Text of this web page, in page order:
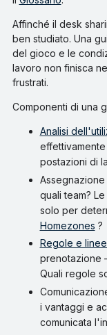
Affinché il desk
ben studiato. Una
del gioco e le
lavoro non finisca
frustrati.
Componenti di una
Analisi
postazioni di
quali team?
solo per
Homezones ?
Regole e
prenotazione
Quali regole
i vantaggi e
comunicata